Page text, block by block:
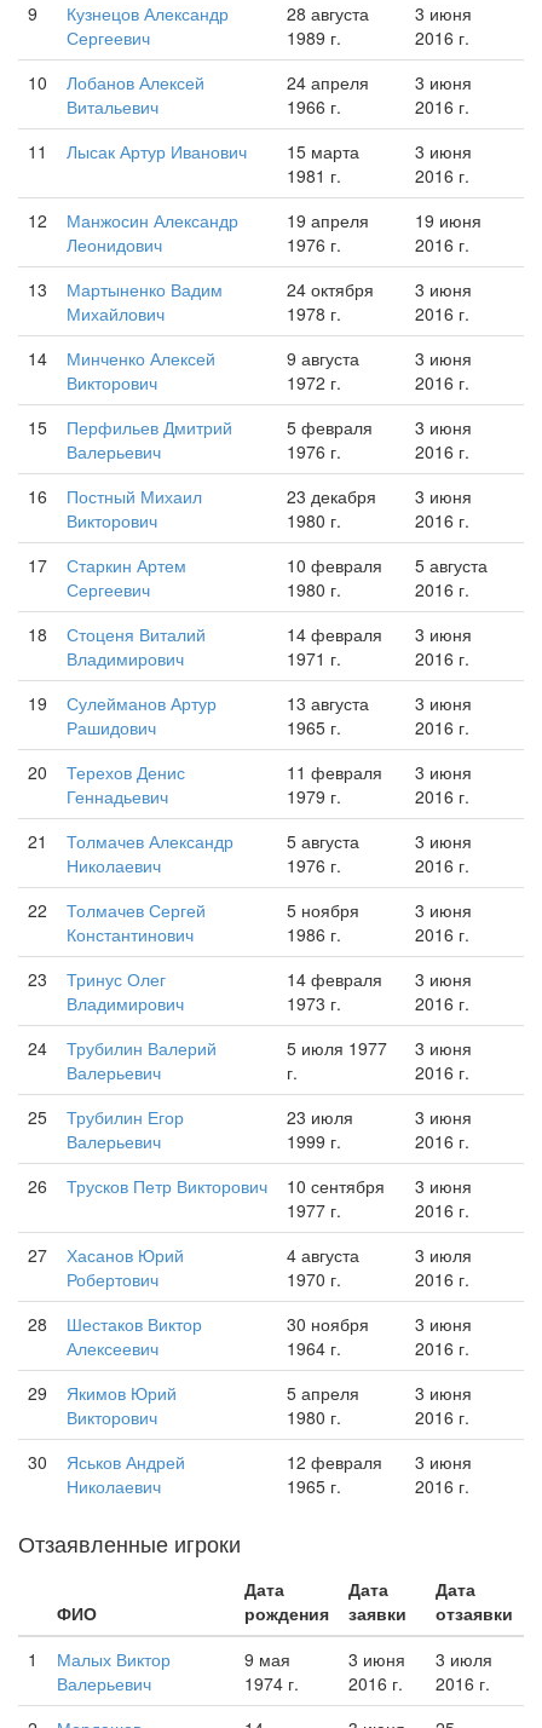
9
Кузнецов Александр
Сергеевич
28 августа
1989 г.
3 июня
2016 г.
10
Лобанов Алексей
Витальевич
24 апреля
1966 г.
3 июня
2016 г.
11
Лысак Артур Иванович
15 марта
1981 г.
3 июня
2016 г.
12
Манжосин Александр
Леонидович
19 апреля
1976 г.
19 июня
2016 г.
13
Мартыненко Вадим
Михайлович
24 октября
1978 г.
3 июня
2016 г.
14
Минченко Алексей
Викторович
9 августа
1972 г.
3 июня
2016 г.
15
Перфильев Дмитрий
Валерьевич
5 февраля
1976 г.
3 июня
2016 г.
16
Постный Михаил
Викторович
23 декабря
1980 г.
3 июня
2016 г.
17
Старкин Артем
Сергеевич
10 февраля
1980 г.
5 августа
2016 г.
18
Стоценя Виталий
Владимирович
14 февраля
1971 г.
3 июня
2016 г.
19
Сулейманов Артур
Рашидович
13 августа
1965 г.
3 июня
2016 г.
20
Терехов Денис
Геннадьевич
11 февраля
1979 г.
3 июня
2016 г.
21
Толмачев Александр
Николаевич
5 августа
1976 г.
3 июня
2016 г.
22
Толмачев Сергей
Константинович
5 ноября
1986 г.
3 июня
2016 г.
23
Тринус Олег
Владимирович
14 февраля
1973 г.
3 июня
2016 г.
24
Трубилин Валерий
Валерьевич
5 июля 1977
г.
3 июня
2016 г.
25
Трубилин Егор
Валерьевич
23 июля
1999 г.
3 июня
2016 г.
26
Трусков Петр Викторович
10 сентября
1977 г.
3 июня
2016 г.
27
Хасанов Юрий
Робертович
4 августа
1970 г.
3 июля
2016 г.
28
Шестаков Виктор
Алексеевич
30 ноября
1964 г.
3 июня
2016 г.
29
Якимов Юрий
Викторович
5 апреля
1980 г.
3 июня
2016 г.
30
Яськов Андрей
Николаевич
12 февраля
1965 г.
3 июня
2016 г.
Отзаявленные игроки
ФИО
Дата
рождения
Дата
заявки
Дата
отзаявки
1
Малых Виктор
Валерьевич
9 мая
1974 г.
3 июня
2016 г.
3 июля
2016 г.